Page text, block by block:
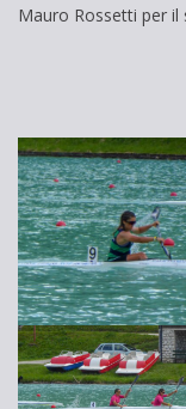
Mauro Rossetti per il